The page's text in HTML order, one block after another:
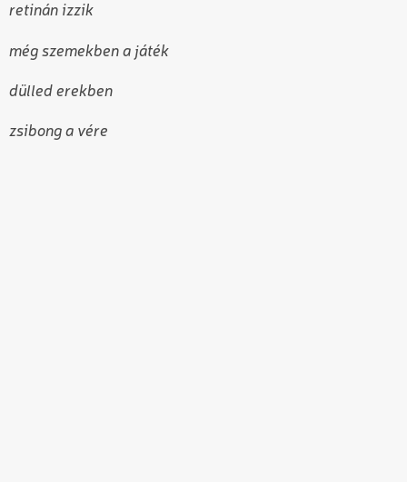
retinán izzik
még szemekben a játék
dülled erekben
zsibong a vére